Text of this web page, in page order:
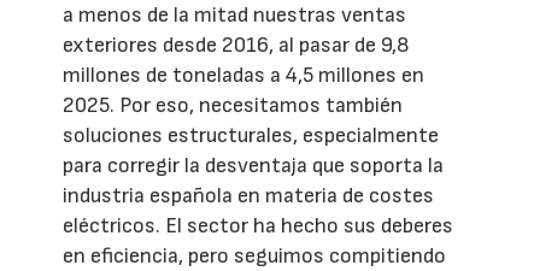
a menos de la mitad nuestras ventas
exteriores desde 2016, al pasar de 9,8
millones de toneladas a 4,5 millones en
2025. Por eso, necesitamos también
soluciones estructurales, especialmente
para corregir la desventaja que soporta la
industria española en materia de costes
eléctricos. El sector ha hecho sus deberes
en eficiencia, pero seguimos compitiendo